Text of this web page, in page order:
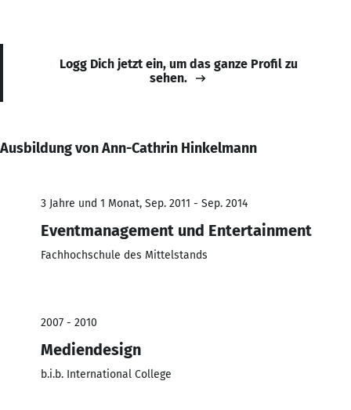
Logg Dich jetzt ein, um das ganze Profil zu
sehen.
Ausbildung von Ann-Cathrin Hinkelmann
3 Jahre und 1 Monat, Sep. 2011 - Sep. 2014
Eventmanagement und Entertainment
Fachhochschule des Mittelstands
2007 - 2010
Mediendesign
b.i.b. International College